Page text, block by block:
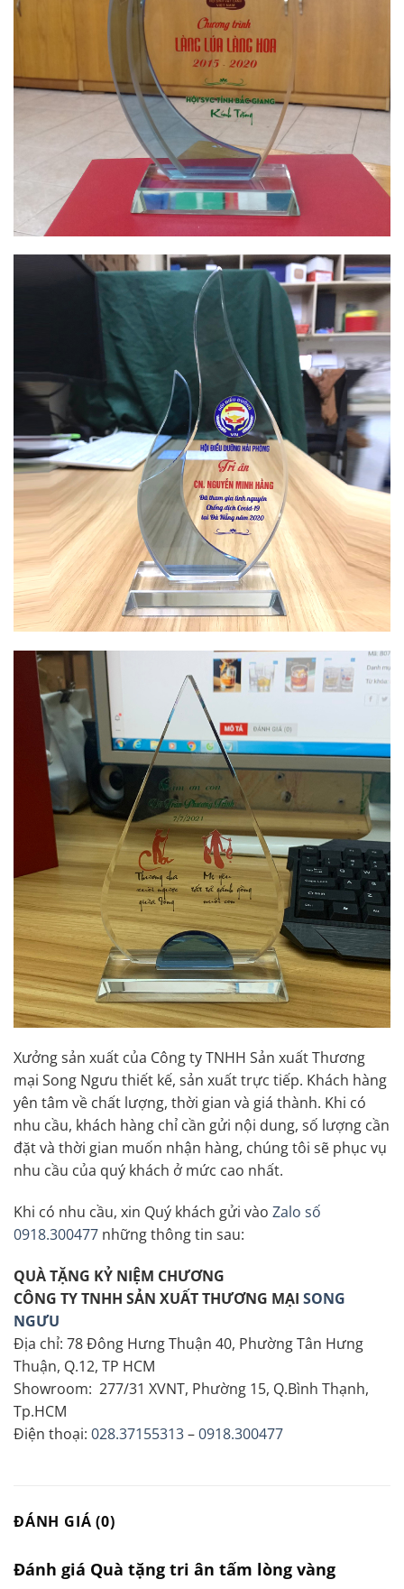
Xưởng sản xuất của Công ty TNHH Sản xuất Thương
mại Song Ngưu thiết kế, sản xuất trực tiếp. Khách hàng
yên tâm về chất lượng, thời gian và giá thành. Khi có
nhu cầu, khách hàng chỉ cần gửi nội dung, số lượng cần
đặt và thời gian muốn nhận hàng, chúng tôi sẽ phục vụ
nhu cầu của quý khách ở mức cao nhất.
Khi có nhu cầu, xin Quý khách gửi vào Zalo số
0918.300477 những thông tin sau:
QUÀ TẶNG KỶ NIỆM CHƯƠNG
CÔNG TY TNHH SẢN XUẤT THƯƠNG MẠI SONG
NGƯU
Địa chỉ: 78 Đông Hưng Thuận 40, Phường Tân Hưng
Thuận, Q.12, TP HCM
Showroom: 277/31 XVNT, Phường 15, Q.Bình Thạnh,
Tp.HCM
Điện thoại: 028.37155313–0918.300477
ĐÁNH GIÁ (0)
Đánh giá Quà tặng tri ân tấm lòng vàng